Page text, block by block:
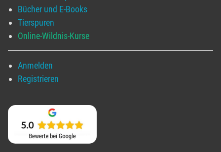
Bücher und E-Books
Tierspuren
Online-Wildnis-Kurse
Anmelden
Registrieren